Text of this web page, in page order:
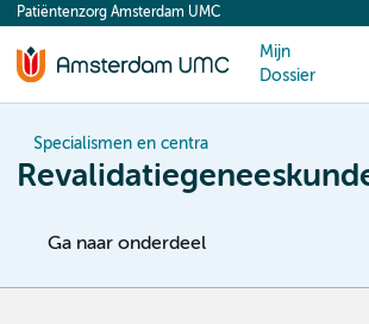
content
Patiëntenzorg Amsterdam UMC
Mijn
Dossier
Specialismen en centra
Ga naar onderdeel